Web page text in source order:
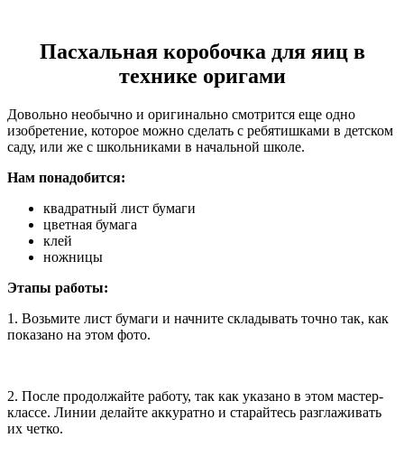
Пасхальная коробочка для яиц в
технике оригами
Довольно необычно и оригинально смотрится еще одно
изобретение, которое можно сделать с ребятишками в детском
саду, или же с школьниками в начальной школе.
Нам понадобится:
квадратный лист бумаги
цветная бумага
клей
ножницы
Этапы работы:
1. Возьмите лист бумаги и начните складывать точно так, как
показано на этом фото.
2. После продолжайте работу, так как указано в этом мастер-
классе. Линии делайте аккуратно и старайтесь разглаживать
их четко.